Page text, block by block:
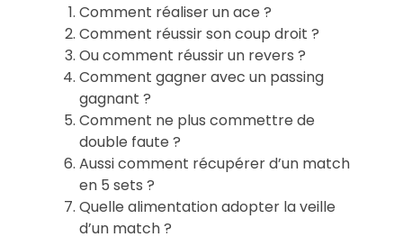
Comment réaliser un ace ?
Comment réussir son coup droit ?
Ou comment réussir un revers ?
Comment gagner avec un passing
gagnant ?
Comment ne plus commettre de
double faute ?
Aussi comment récupérer d’un match
en 5 sets ?
Quelle alimentation adopter la veille
d’un match ?